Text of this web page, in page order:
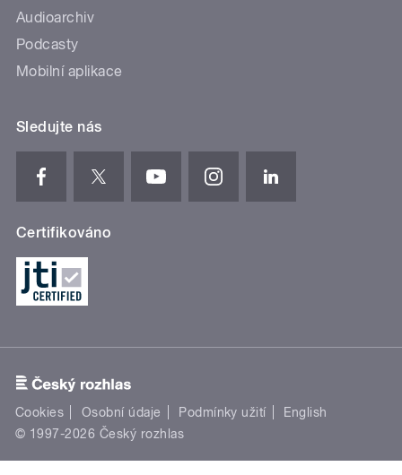
Audioarchiv
Podcasty
Mobilní aplikace
Sledujte nás
Certifikováno
Cookies Osobní údaje Podmínky užití
English
© 1997-2026 Český rozhlas